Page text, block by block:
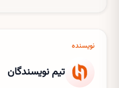
نویسنده
تیم نویسندگان